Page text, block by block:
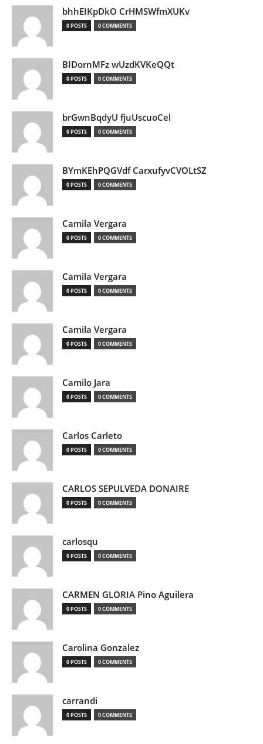
bhhEIKpDkO CrHMSWfmXUKv
0 POSTS 0 COMMENTS
BIDornMFz wUzdKVKeQQt
0 POSTS 0 COMMENTS
brGwnBqdyU fjuUscuoCel
0 POSTS 0 COMMENTS
BYmKEhPQGVdf CarxufyvCVOLtSZ
0 POSTS 0 COMMENTS
Camila Vergara
0 POSTS 0 COMMENTS
Camila Vergara
0 POSTS 0 COMMENTS
Camila Vergara
0 POSTS 0 COMMENTS
Camilo Jara
0 POSTS 0 COMMENTS
Carlos Carleto
0 POSTS 0 COMMENTS
CARLOS SEPULVEDA DONAIRE
0 POSTS 0 COMMENTS
carlosqu
0 POSTS 0 COMMENTS
CARMEN GLORIA Pino Aguilera
0 POSTS 0 COMMENTS
Carolina Gonzalez
0 POSTS 0 COMMENTS
carrandi
0 POSTS 0 COMMENTS